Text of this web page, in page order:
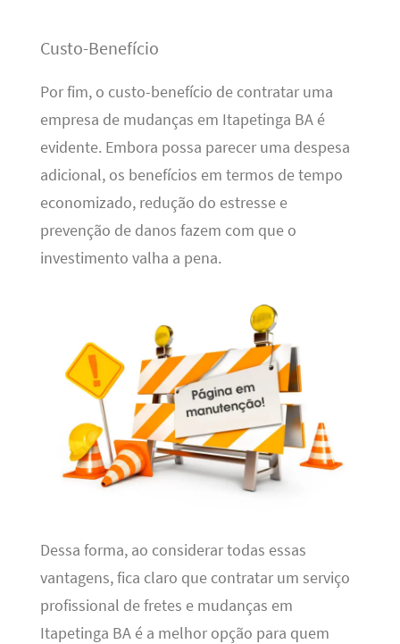
Custo-Benefício
Por fim, o custo-benefício de contratar uma
empresa de mudanças em Itapetinga BA é
evidente. Embora possa parecer uma despesa
adicional, os benefícios em termos de tempo
economizado, redução do estresse e
prevenção de danos fazem com que o
investimento valha a pena.
Dessa forma, ao considerar todas essas
vantagens, fica claro que contratar um serviço
profissional de fretes e mudanças em
Itapetinga BA é a melhor opção para quem